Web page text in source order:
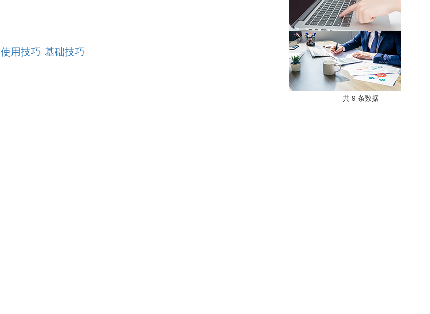
使用技巧 基础技巧
共 9 条数据